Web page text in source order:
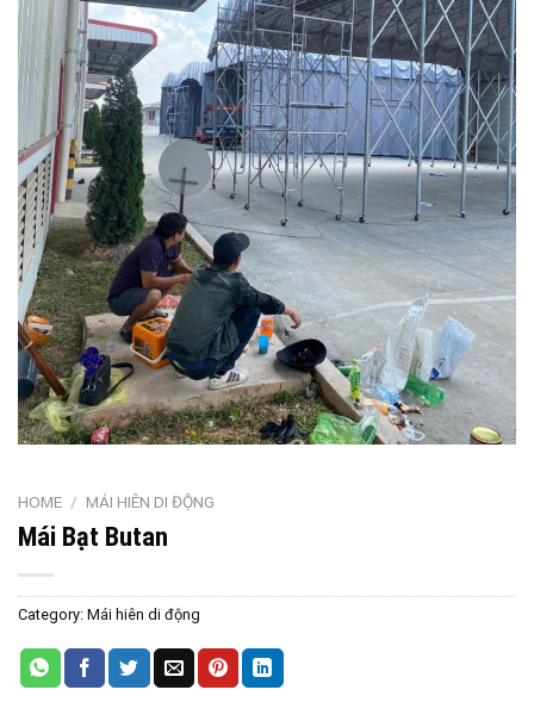
HOME / MÁI HIÊN DI ĐỘNG
Mái Bạt Butan
Category: Mái hiên di động